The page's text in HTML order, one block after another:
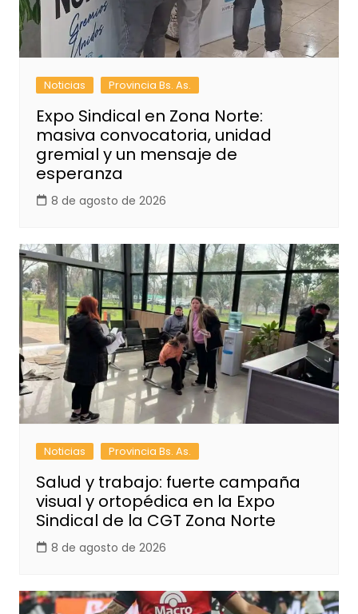
Noticias Provincia Bs. As.
Expo Sindical en Zona Norte:
masiva convocatoria, unidad
gremial y un mensaje de
esperanza
8 de agosto de 2026
Noticias Provincia Bs. As.
Salud y trabajo: fuerte campaña
visual y ortopédica en la Expo
Sindical de la CGT Zona Norte
8 de agosto de 2026